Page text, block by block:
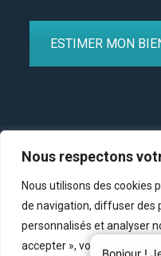
Nous respectons
Nous utilisons des cookies
de navigation, diffuser des
personnalisés et analyser
accepter », vous
ESTIMER MON
Partenaires